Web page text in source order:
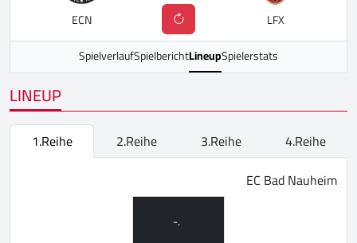
ECN
LFX
SpielverlaufSpielberichtLineupSpielerstats
LINEUP
1.Reihe 2.Reihe 3.Reihe
4.Reihe
EC Bad Nauheim
-.